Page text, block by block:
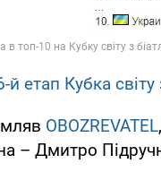
й етап Кубка
OBOZREVATEL
– Дмитро